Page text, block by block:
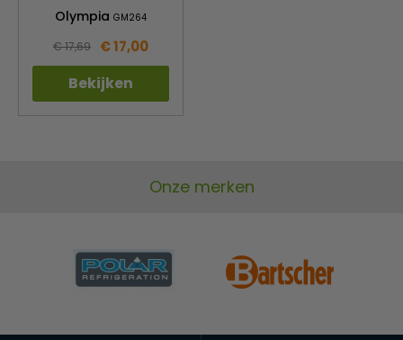
Olympia GM264
€ 17,69 € 17,00
Bekijken
Onze merken